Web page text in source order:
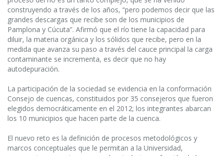
construyendo a través de los años, “pero podemos decir que las
grandes descargas que recibe son de los municipios de
Pamplona y Cúcuta”. Afirmó que el río tiene la capacidad para
diluir, la materia orgánica y los sólidos que recibe, pero en la
medida que avanza su paso a través del cauce principal la carga
contaminante se incrementa, es decir que no hay
autodepuración.
La participación de la sociedad se evidencia en la conformación
Consejo de cuencas, constituidos por 35 consejeros que fueron
elegidos democráticamente en el 2012; los integrantes abarcan
los 10 municipios que hacen parte de la cuenca.
El nuevo reto es la definición de procesos metodológicos y
marcos conceptuales que le permitan a la Universidad,